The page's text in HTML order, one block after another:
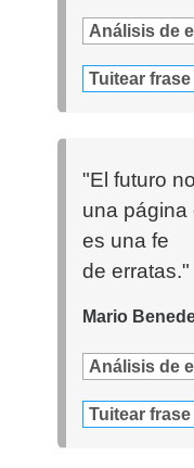
Análisis de
Tuitear frase
"El futuro
una página
es una fe
de erratas."
Mario
Análisis de
Tuitear frase